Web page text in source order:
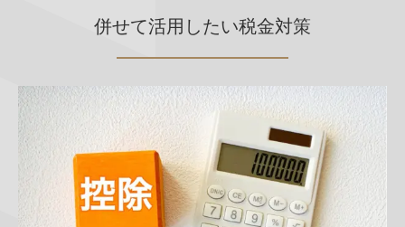
併せて活用したい税金対策